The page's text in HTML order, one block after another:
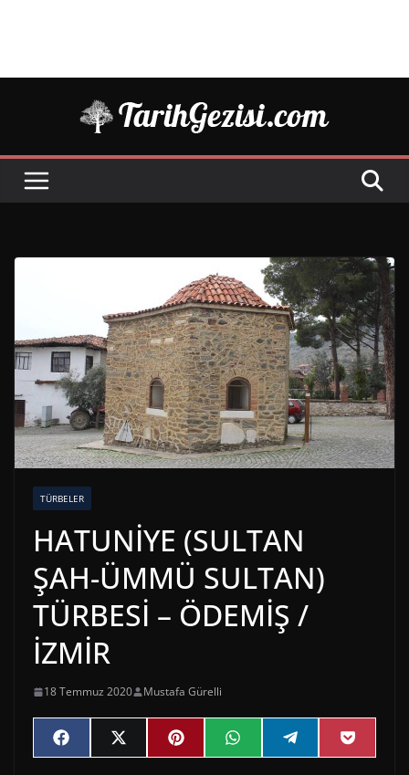
TÜRBELER
HATUNİYE (SULTAN
ŞAH-ÜMMÜ SULTAN)
TÜRBESİ – ÖDEMİŞ /
İZMİR
18 Temmuz 2020 Mustafa Gürelli
Share
on
F
a
Share
on
X
(
Share
on
P
i
Share
on
W
h
Share
on
e
Share
on
P
o